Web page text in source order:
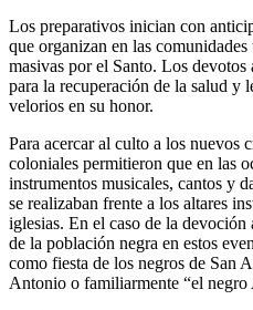
Los preparativos inician con
que organizan en las
masivas por el Santo. Los
para la recuperación de la salud y
velorios en su honor.
Para acercar al culto a los nuevos
coloniales permitieron que en las
instrumentos musicales, cantos y
se realizaban frente a los altares
iglesias. En el caso de la devoción
de la población negra en estos
como fiesta de los negros de San
Antonio o familiarmente “el negro